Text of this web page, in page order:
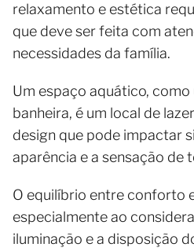
relaxamento e estética
que deve ser feita com
necessidades da família.
Um espaço aquático, como
banheira, é um local de
design que pode impactar
aparência e a sensação de
O equilíbrio entre conforto
especialmente ao
iluminação e a disposição